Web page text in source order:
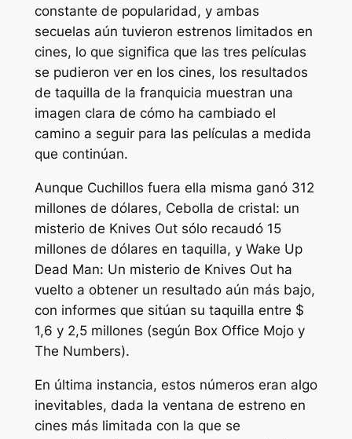
constante de popularidad, y ambas
secuelas aún tuvieron estrenos limitados en
cines, lo que significa que las tres películas
se pudieron ver en los cines, los resultados
de taquilla de la franquicia muestran una
imagen clara de cómo ha cambiado el
camino a seguir para las películas a medida
que continúan.
Aunque Cuchillos fuera ella misma ganó 312
millones de dólares, Cebolla de cristal: un
misterio de Knives Out sólo recaudó 15
millones de dólares en taquilla, y Wake Up
Dead Man: Un misterio de Knives Outha
vuelto a obtener un resultado aún más bajo,
con informes que sitúan su taquilla entre $
1,6 y 2,5 millones (según Box Office Mojo y
The Numbers).
En última instancia, estos números eran algo
inevitables, dada la ventana de estreno en
cines más limitada con la que se